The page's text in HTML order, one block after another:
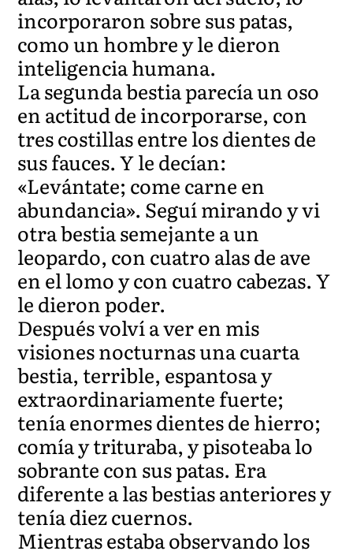
incorporaron sobre sus patas,
como un hombre y le dieron
inteligencia humana.
La segunda bestia parecía un oso
en actitud de incorporarse, con
tres costillas entre los dientes de
sus fauces. Y le decían:
«Levántate; come carne en
abundancia». Seguí mirando y vi
otra bestia semejante a un
leopardo, con cuatro alas de ave
en el lomo y con cuatro cabezas. Y
le dieron poder.
Después volví a ver en mis
visiones nocturnas una cuarta
bestia, terrible, espantosa y
extraordinariamente fuerte;
tenía enormes dientes de hierro;
comía y trituraba, y pisoteaba lo
sobrante con sus patas. Era
diferente a las bestias anteriores y
tenía diez cuernos.
Mientras estaba observando los